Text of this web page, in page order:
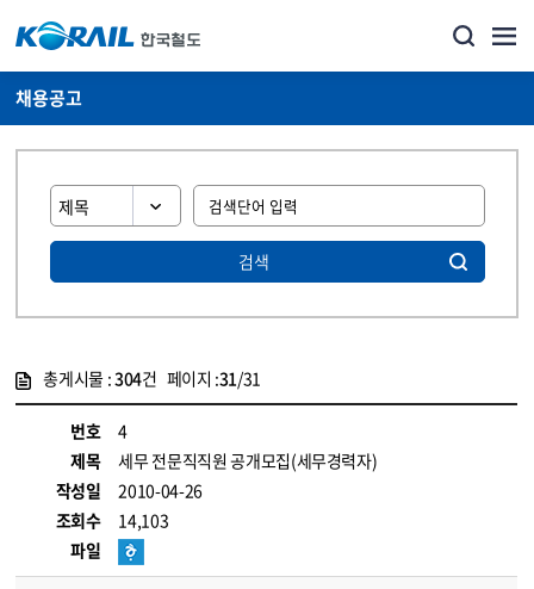
채용공고
검색
총게시물 :304건 페이지 :31/31
번호
4
제목
세무 전문직직원 공개모집(세무경력자)
작성일
2010-04-26
조회수
14,103
파일